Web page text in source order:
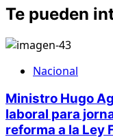
Te pueden
Nacional
Ministro Hugo
laboral para
reforma a la Ley